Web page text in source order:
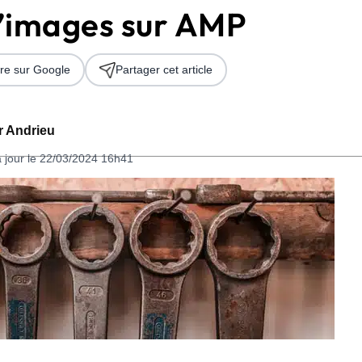
sur AMP
Andrieu
jour le 22/03/2024 16h41
sur Google Partager cet article